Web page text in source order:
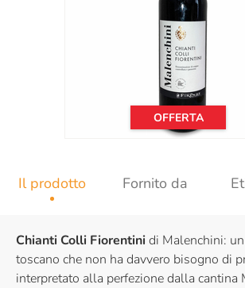
OFFERTA
Il prodotto Fornito da
Chianti Colli Fiorentinidi Malenchini:
toscano che non ha davvero bisogno di
interpretato alla perfezione dalla cantina